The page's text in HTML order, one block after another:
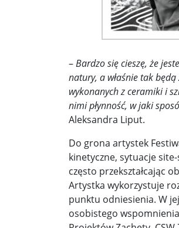
–Bardzo się cieszę, że
natury, a właśnie tak
wykonanych z ceramiki i
nimi płynność, w jaki
Aleksandra Liput.
Do grona artystek
kinetyczne, sytuacje
często przekształcając
Artystka wykorzystuje
punktu odniesienia. W
osobistego